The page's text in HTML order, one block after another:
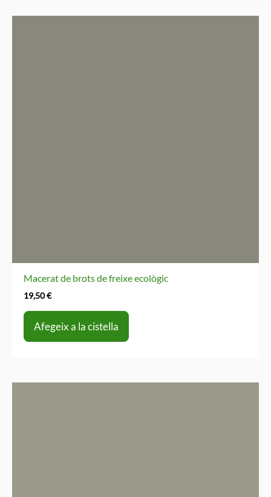
Macerat de brots de freixe ecològic
19,50€
Afegeix a la cistella